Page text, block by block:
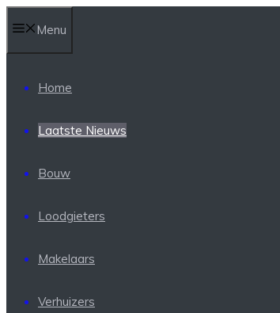
naar
de
inhoud
Menu
Home
Laatste Nieuws
Bouw
Loodgieters
Makelaars
Verhuizers